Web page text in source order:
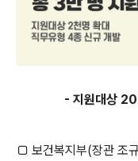
- 지원대상
□ 보건복지부(장관 조